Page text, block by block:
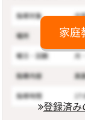
家庭
登録済み